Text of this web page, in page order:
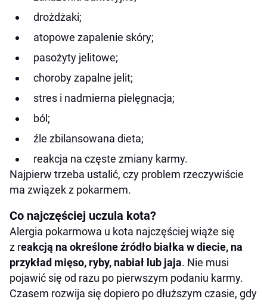
drożdżaki;
atopowe zapalenie skóry;
pasożyty jelitowe;
choroby zapalne jelit;
stres i nadmierna pielęgnacja;
ból;
źle zbilansowana dieta;
reakcja na częste zmiany karmy.
Najpierw trzeba ustalić, czy problem rzeczywiście
ma związek z pokarmem.
Co najczęściej uczula kota?
Alergia pokarmowa u kota najczęściej wiąże się
z reakcją na określone źródło białka w diecie, na
przykład mięso, ryby, nabiał lub jaja. Nie musi
pojawić się od razu po pierwszym podaniu karmy.
Czasem rozwija się dopiero po dłuższym czasie, gdy